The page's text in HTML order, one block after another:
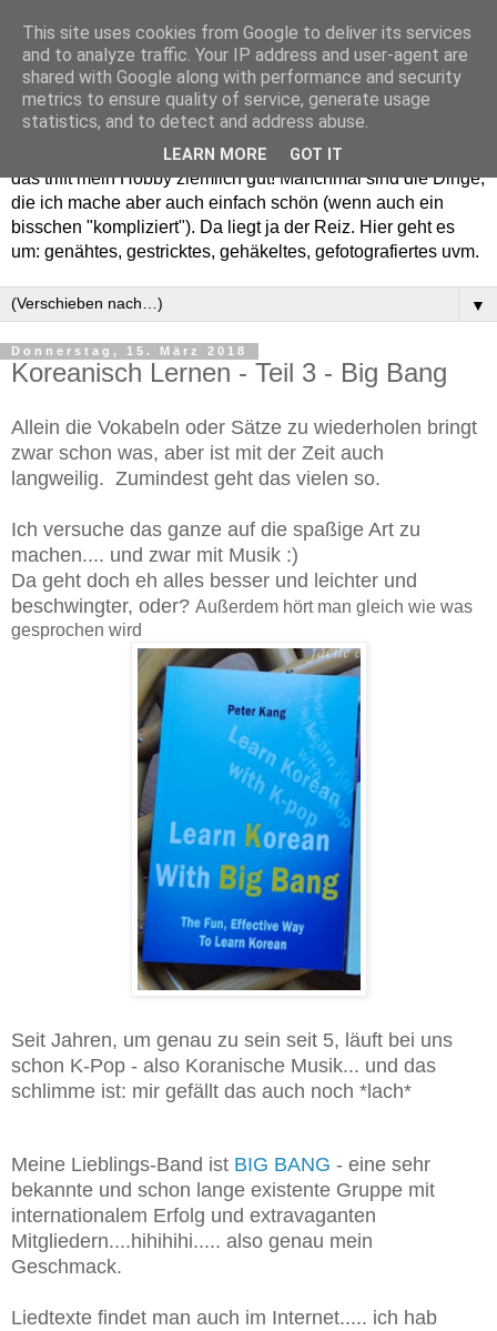
Willkommen in meinem "Wohnzimmer". Einfach und schön -
das trifft mein Hobby ziemlich gut! Manchmal sind die Dinge,
die ich mache aber auch einfach schön (wenn auch ein
bisschen "kompliziert"). Da liegt ja der Reiz. Hier geht es
um: genähtes, gestricktes, gehäkeltes, gefotografiertes uvm.
▼
Donnerstag, 15. März 2018
Koreanisch Lernen - Teil 3 - Big Bang
Allein die Vokabeln oder Sätze zu wiederholen bringt
zwar schon was, aber ist mit der Zeit auch
langweilig. Zumindest geht das vielen so.
Ich versuche das ganze auf die spaßige Art zu
machen.... und zwar mit Musik :)
Da geht doch eh alles besser und leichter und
beschwingter, oder? Außerdem hört man gleich wie was
gesprochen wird
Seit Jahren, um genau zu sein seit 5, läuft bei uns
schon K-Pop - also Koranische Musik... und das
schlimme ist: mir gefällt das auch noch *lach*
Meine Lieblings-Band ist BIG BANG - eine sehr
bekannte und schon lange existente Gruppe mit
internationalem Erfolg und extravaganten
Mitgliedern....hihihihi..... also genau mein
Geschmack.
Liedtexte findet man auch im Internet..... ich hab
This site uses cookies from Google to deliver its services
and to analyze traffic. Your IP address and user-agent are
shared with Google along with performance and security
metrics to ensure quality of service, generate usage
statistics, and to detect and address abuse.
LEARN MORE GOT IT